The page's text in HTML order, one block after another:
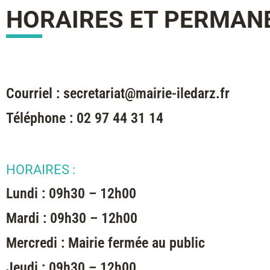
HORAIRES ET
Courriel : secretariat@mairie-iledarz.fr
Téléphone : 02 97 44 31 14
HORAIRES :
Lundi : 09h30 – 12h00
Mardi : 09h30 – 12h00
Mercredi : Mairie fermée au public